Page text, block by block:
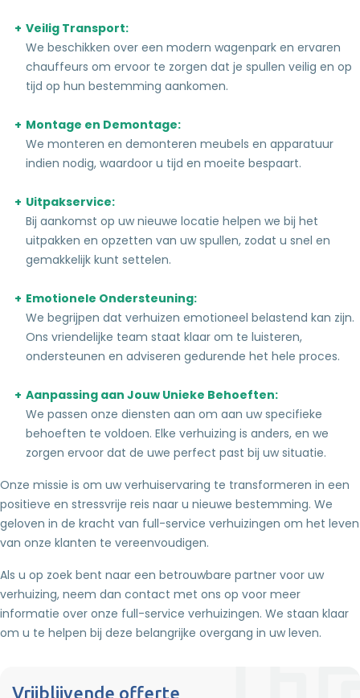
Veilig Transport:
We beschikken over een modern wagenpark en ervaren
chauffeurs om ervoor te zorgen dat je spullen veilig en op
tijd op hun bestemming aankomen.
Montage en Demontage:
We monteren en demonteren meubels en apparatuur
indien nodig, waardoor u tijd en moeite bespaart.
Uitpakservice:
Bij aankomst op uw nieuwe locatie helpen we bij het
uitpakken en opzetten van uw spullen, zodat u snel en
gemakkelijk kunt settelen.
Emotionele Ondersteuning:
We begrijpen dat verhuizen emotioneel belastend kan zijn.
Ons vriendelijke team staat klaar om te luisteren,
ondersteunen en adviseren gedurende het hele proces.
Aanpassing aan Jouw Unieke Behoeften:
We passen onze diensten aan om aan uw specifieke
behoeften te voldoen. Elke verhuizing is anders, en we
zorgen ervoor dat de uwe perfect past bij uw situatie.
Onze missie is om uw verhuiservaring te transformeren in een
positieve en stressvrije reis naar u nieuwe bestemming. We
geloven in de kracht van full-service verhuizingen om het leven
van onze klanten te vereenvoudigen.
Als u op zoek bent naar een betrouwbare partner voor uw
verhuizing, neem dan contact met ons op voor meer
informatie over onze full-service verhuizingen. We staan klaar
om u te helpen bij deze belangrijke overgang in uw leven.
Vrijblijvende offerte